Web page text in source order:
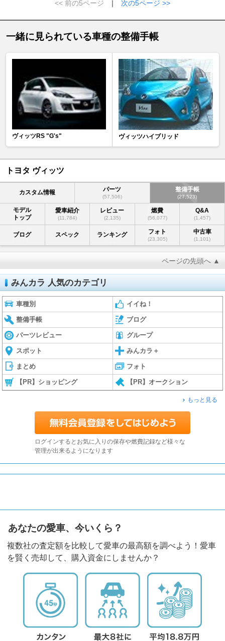
<< 前の5ページ ｜ 次の5ページ >>
一緒に見られている車種の整備手帳
ヴィッツRS "G's" ヴィッツハイブリッド
トヨタ ヴィッツ
カスタム情報 パーツ
(57,506)
整備手帳
(27,523)
モデル
トップ
愛車紹介
(11,784)
レビュー
(2,135)
燃費
(56,077)
Q&A
(1,457)
ブログ スペック ランキング フォト
(23,305)
中古車
(1,101)
ページの先頭へ ▲
みんカラ 人気のカテゴリ
車種別 イイね！
整備手帳 ブログ
パーツレビュー グループ
スポット みんカラ＋
まとめ フォト
【PR】ショッピング 【PR】オークション
もっと見る
ログインするとお気に入りの保存や燃費記録など様々な
管理が出来るようになります
あなたの愛車、今いくら？
複数社の査定額を比較して愛車の最高額を調べよう！愛車
を賢く売却して、購入資金にしませんか？